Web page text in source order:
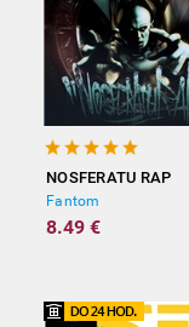
NOSFERATU RAP
Fantom
8.49 €